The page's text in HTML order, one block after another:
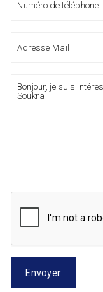
Envoyer